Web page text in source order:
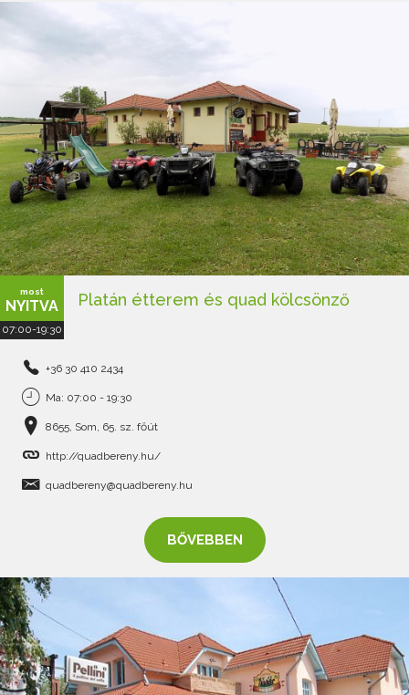
most
NYITVA
07:00-19:30
Platán étterem és quad kölcsönző
+36 30 410 2434
Ma: 07:00 - 19:30
8655, Som, 65. sz. főút
http://quadbereny.hu/
quadbereny@quadbereny.hu
BŐVEBBEN